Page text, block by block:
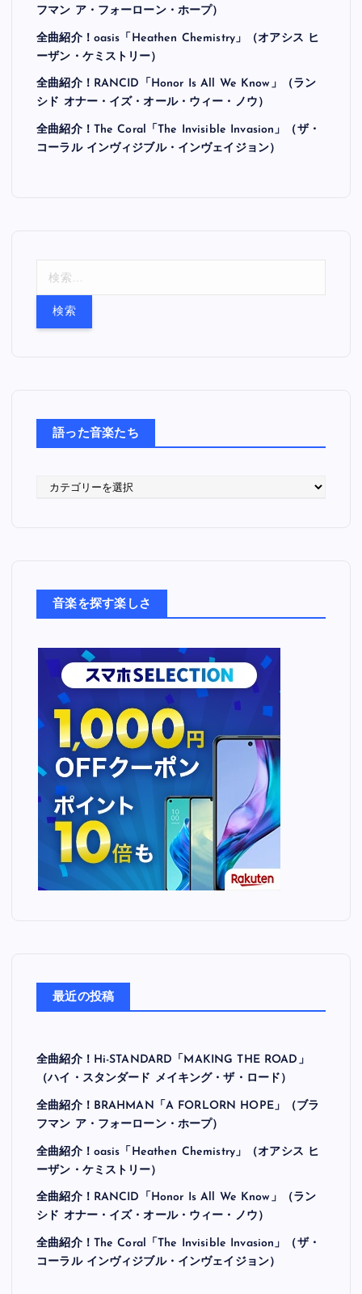
フマン ア・フォーローン・ホープ）
全曲紹介！oasis「Heathen Chemistry」（オアシス ヒ
ーザン・ケミストリー）
全曲紹介！RANCID「Honor Is All We Know」（ラン
シド オナー・イズ・オール・ウィー・ノウ）
全曲紹介！The Coral「The Invisible Invasion」（ザ・
コーラル インヴィジブル・インヴェイジョン）
語った音楽たち
音楽を探す楽しさ
最近の投稿
全曲紹介！Hi-STANDARD「MAKING THE ROAD」
（ハイ・スタンダード メイキング・ザ・ロード）
全曲紹介！BRAHMAN「A FORLORN HOPE」（ブラ
フマン ア・フォーローン・ホープ）
全曲紹介！oasis「Heathen Chemistry」（オアシス ヒ
ーザン・ケミストリー）
全曲紹介！RANCID「Honor Is All We Know」（ラン
シド オナー・イズ・オール・ウィー・ノウ）
全曲紹介！The Coral「The Invisible Invasion」（ザ・
コーラル インヴィジブル・インヴェイジョン）